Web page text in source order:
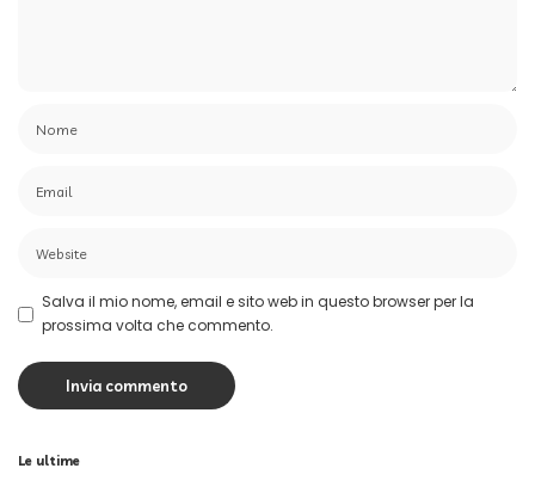
Salva il mio nome, email e sito web in questo browser per la
prossima volta che commento.
Le ultime